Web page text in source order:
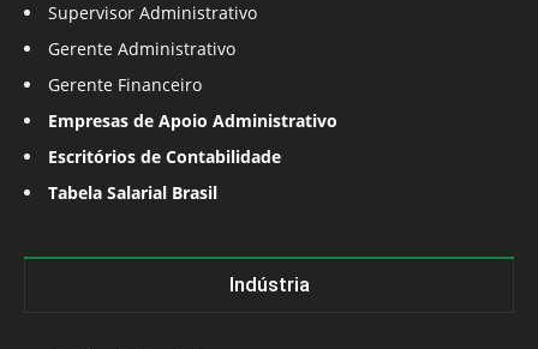
Supervisor Administrativo
Gerente Administrativo
Gerente Financeiro
Empresas de Apoio Administrativo
Escritórios de Contabilidade
Tabela Salarial Brasil
Indústria